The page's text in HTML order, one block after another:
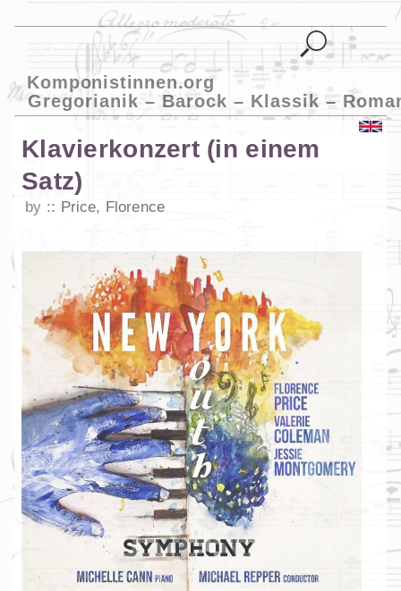
Komponistinnen.org
Gregorianik – Barock – Klassik –
Klavierkonzert (in einem
Satz)
by Price, Florence